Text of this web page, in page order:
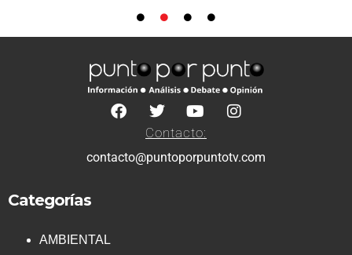
Contacto:
contacto@puntoporpuntotv.com
Categorías
AMBIENTAL